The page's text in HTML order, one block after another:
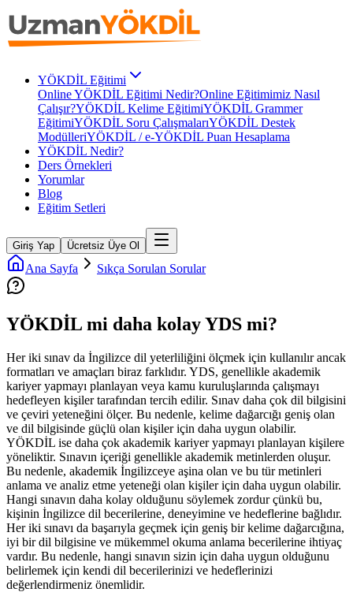
YÖKDİL Eğitimi
Online YÖKDİL Eğitimi Nedir?Online Eğitimimiz Nasıl
Çalışır?YÖKDİL Kelime EğitimiYÖKDİL Grammer
EğitimiYÖKDİL Soru ÇalışmalarıYÖKDİL Destek
ModülleriYÖKDİL / e-YÖKDİL Puan Hesaplama
YÖKDİL Nedir?
Ders Örnekleri
Yorumlar
Blog
Eğitim Setleri
Giriş Yap Ücretsiz Üye Ol
Ana Sayfa Sıkça Sorulan Sorular
YÖKDİL mi daha kolay YDS mi?
Her iki sınav da İngilizce dil yeterliliğini ölçmek için kullanılır ancak
formatları ve amaçları biraz farklıdır. YDS, genellikle akademik
kariyer yapmayı planlayan veya kamu kuruluşlarında çalışmayı
hedefleyen kişiler tarafından tercih edilir. Sınav daha çok dil bilgisini
ve çeviri yeteneğini ölçer. Bu nedenle, kelime dağarcığı geniş olan
ve dil bilgisinde güçlü olan kişiler için daha uygun olabilir.
YÖKDİL ise daha çok akademik kariyer yapmayı planlayan kişilere
yöneliktir. Sınavın içeriği genellikle akademik metinlerden oluşur.
Bu nedenle, akademik İngilizceye aşina olan ve bu tür metinleri
anlama ve analiz etme yeteneği olan kişiler için daha uygun olabilir.
Hangi sınavın daha kolay olduğunu söylemek zordur çünkü bu,
kişinin İngilizce dil becerilerine, deneyimine ve hedeflerine bağlıdır.
Her iki sınavı da başarıyla geçmek için geniş bir kelime dağarcığına,
iyi bir dil bilgisine ve mükemmel okuma anlama becerilerine ihtiyaç
vardır. Bu nedenle, hangi sınavın sizin için daha uygun olduğunu
belirlemek için kendi dil becerilerinizi ve hedeflerinizi
değerlendirmeniz önemlidir.